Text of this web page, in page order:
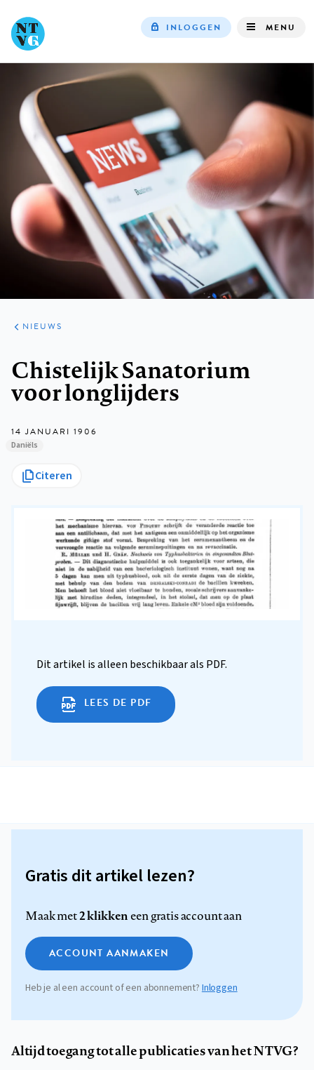
INLOGGEN MENU
ARTIKELEN
HET
KORT
NIEUWS
Chistelijk Sanatorium
voor longlijders
14 JANUARI 1906
Daniëls
Citeren
Dit artikel is alleen beschikbaar als PDF.
LEES DE PDF
Gratis dit artikel lezen?
Maak met2 klikkeneen gratis account aan
ACCOUNT AANMAKEN
Heb je al een account of een abonnement? Inloggen
Altijd toegang tot alle publicaties van het NTVG?